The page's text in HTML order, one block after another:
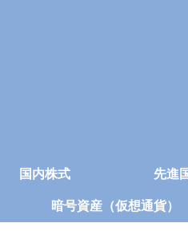
国内株式 先進
暗号資産（仮想通貨）